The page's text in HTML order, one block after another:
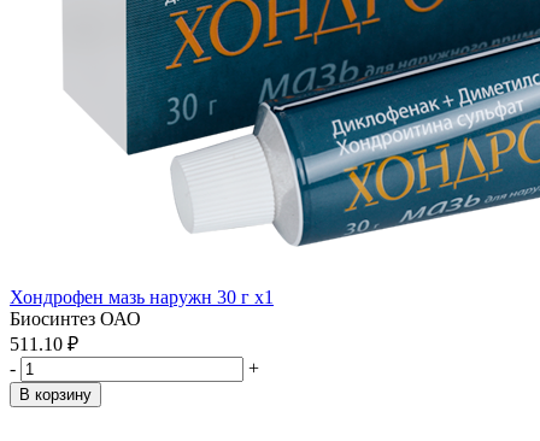
Хондрофен мазь наружн 30 г x1
Биосинтез ОАО
511.10 ₽
-
+
В корзину